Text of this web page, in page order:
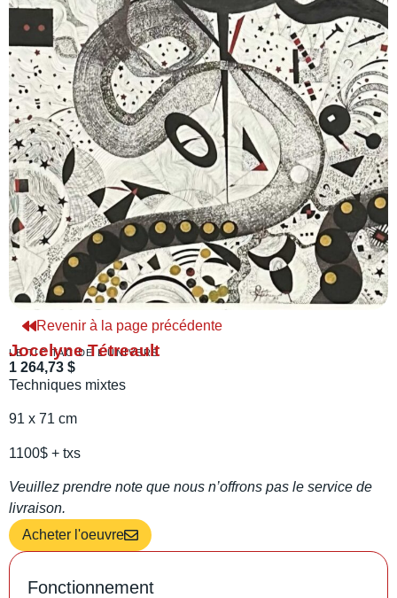
Revenir à la page précédente
LE TIC TAC DE L'UNIVERS
Jocelyne Tétreault
1 264,73 $
Techniques mixtes
91 x 71 cm
1100$ + txs
Veuillez prendre note que nous n’offrons pas le service de
livraison.
Acheter l'oeuvre
Fonctionnement